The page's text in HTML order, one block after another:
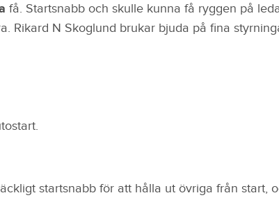
få. Startsnabb och skulle kunna få ryggen på
Rikard N Skoglund brukar bjuda på fina
startsnabb för att hålla ut övriga från start,